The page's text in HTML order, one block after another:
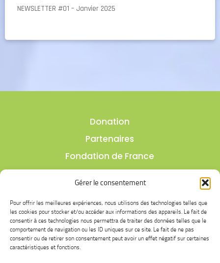
Gérer le consentement
Pour offrir les meilleures expériences, nous utilisons des technologies telles que
les cookies pour stocker et/ou accéder aux informations des appareils. Le fait de
consentir à ces technologies nous permettra de traiter des données telles que le
comportement de navigation ou les ID uniques sur ce site. Le fait de ne pas
consentir ou de retirer son consentement peut avoir un effet négatif sur certaines
caractéristiques et fonctions.
NEWSLETTER #01 – Janvier 2025
Donation
Partenaires
Fondation de France
Contact
fab
fa-
fab
fa-
fab
fa-
fab
fa-